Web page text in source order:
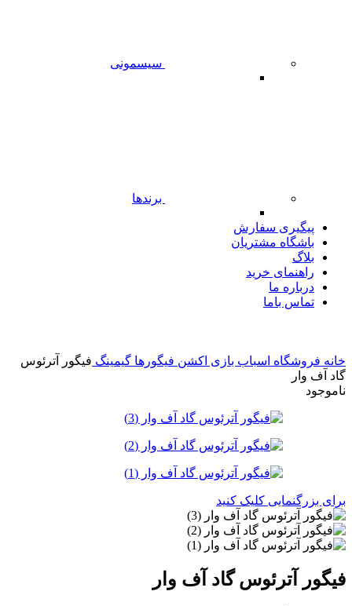
سیسمونی
برندها
پیگیری سفارش
باشگاه مشتریان
بلاگ
راهنمای خرید
درباره ما
تماس باما
خانه فروشگاه اسباب بازی اکشن فیگورها گیمینگ فیگور آترئوس
گاد آف وار
ناموجود
برای بزرگنمایی کلیک کنید
فیگور آترئوس گاد آف وار